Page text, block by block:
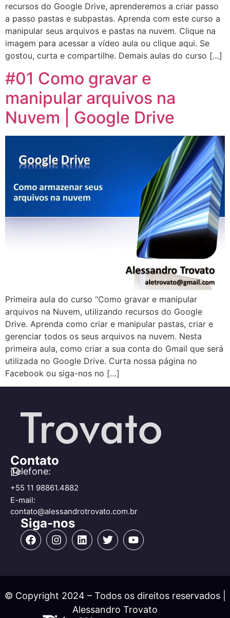
recursos do Google Drive, aprenderemos a criar passo
a passo pastas e subpastas. Aprenda com este curso a
manipular seus arquivos e pastas na nuvem. Clique na
imagem para acessar a vídeo aula ou clique aqui. Se
gostou, curta e compartilhe. Demais aulas do curso […]
#01 Como gravar e
manipular arquivos na
Nuvem | Google Drive
Primeira aula do curso “Como gravar e manipular
arquivos na Nuvem, utilizando recursos do Google
Drive. Aprenda como criar e manipular pastas, criar e
gerenciar todos os seus arquivos na nuvem. Nesta
primeira aula, como criar a sua conta do Gmail que será
utilizada no Google Drive. Curta nossa página no
Facebook ou siga-nos no […]
Contato
Telefone:
+55 11 98861.4882
E-mail:
contato@alessandrotrovato.com.br
Siga-nos
© Copyright 2024 – Todos os direitos reservados |
Alessandro Trovato